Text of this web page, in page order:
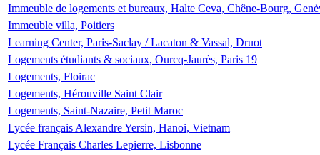
Immeuble de logements et bureaux, Halte Ceva, Chêne-Bourg,
Immeuble villa, Poitiers
Learning Center, Paris-Saclay / Lacaton & Vassal, Druot
Logements étudiants & sociaux, Ourcq-Jaurès, Paris 19
Logements, Floirac
Logements, Hérouville Saint Clair
Logements, Saint-Nazaire, Petit Maroc
Lycée français Alexandre Yersin, Hanoi, Vietnam
Lycée Français Charles Lepierre, Lisbonne